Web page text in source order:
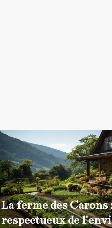
La ferme des Carons
respectueux de